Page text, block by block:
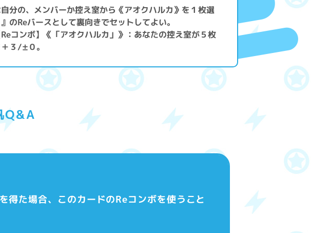
自分の、メンバーか控え室から《アオクハルカ》を１枚選
のReバースとして裏向きでセットしてよい。
Reコンボ】《「アオクハルカ」》：あなたの控え室が５枚
３/±０。
Q&A
た場合、このカードのReコンボを使うこと